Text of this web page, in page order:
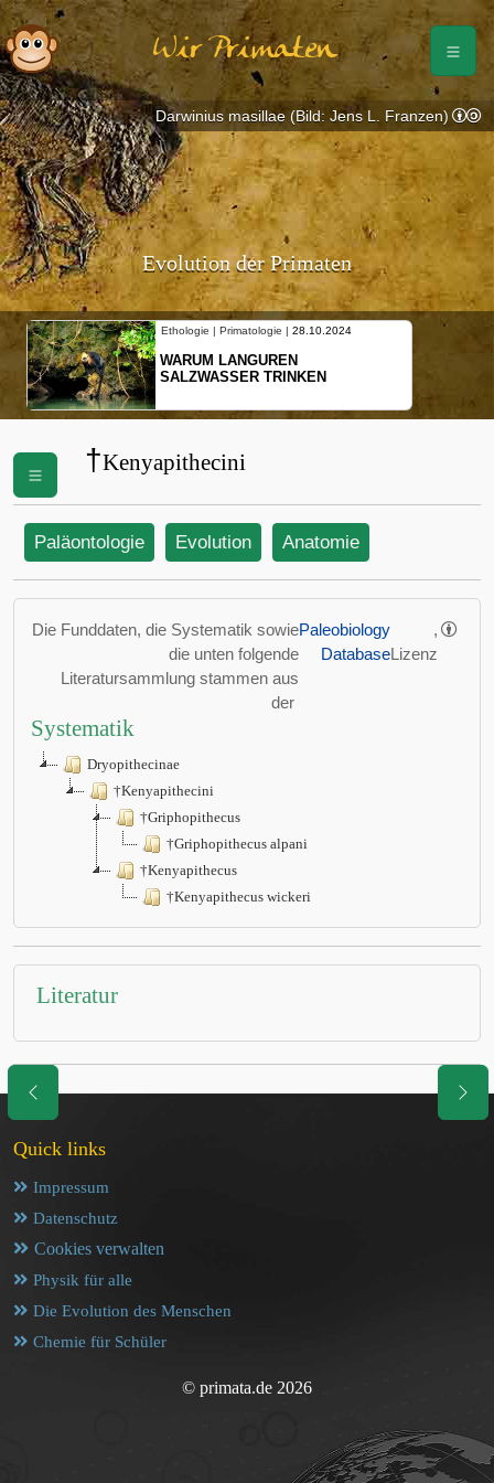
Wir Primaten
Evolution der Primaten
Ethologie | Primatologie | 28.10.2024
WARUM LANGUREN
SALZWASSER TRINKEN
Darwinius masillae (Bild: Jens L. Franzen)
†Kenyapithecini
Paläontologie Evolution Anatomie
Die Funddaten, die Systematik sowie
die unten folgende
Literatursammlung stammen aus
der
Paleobiology
Database
,
Lizenz
Systematik
Dryopithecinae
†Kenyapithecini
†Griphopithecus
†Griphopithecus alpani
†Kenyapithecus
†Kenyapithecus wickeri
Literatur
Quick links
Impressum
Datenschutz
Cookies verwalten
Physik für alle
Die Evolution des Menschen
Chemie für Schüler
© primata.de 2026